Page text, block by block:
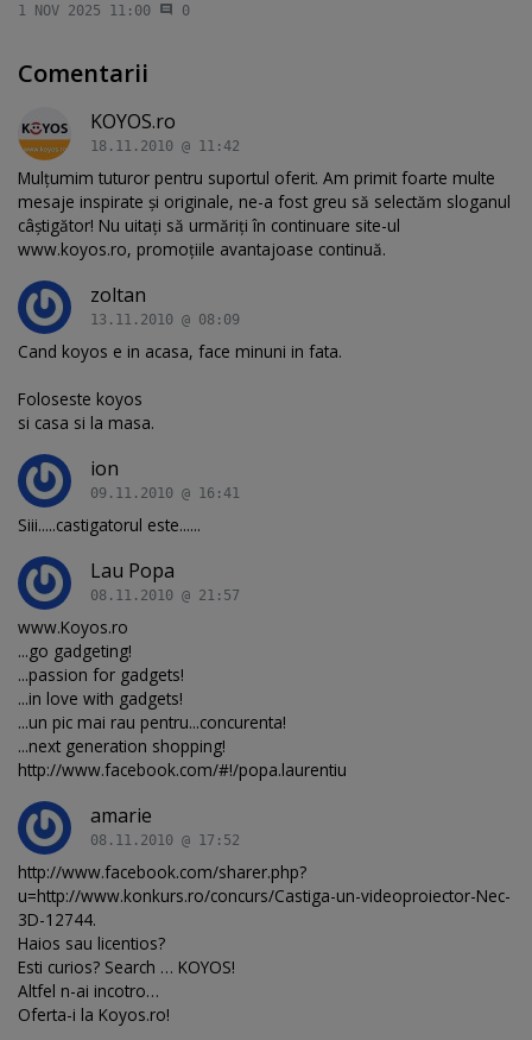
1 NOV 2025 11:00 0
Comentarii
KOYOS.ro
18.11.2010 @ 11:42
Mulțumim tuturor pentru suportul oferit. Am primit foarte multe
mesaje inspirate și originale, ne-a fost greu să selectăm sloganul
câștigător! Nu uitați să urmăriți în continuare site-ul
www.koyos.ro, promoțiile avantajoase continuă.
zoltan
13.11.2010 @ 08:09
Cand koyos e in acasa, face minuni in fata.
Foloseste koyos
si casa si la masa.
ion
09.11.2010 @ 16:41
Siii.....castigatorul este......
Lau Popa
08.11.2010 @ 21:57
www.Koyos.ro
...go gadgeting!
...passion for gadgets!
...in love with gadgets!
...un pic mai rau pentru...concurenta!
...next generation shopping!
http://www.facebook.com/#!/popa.laurentiu
amarie
08.11.2010 @ 17:52
http://www.facebook.com/sharer.php?
u=http://www.konkurs.ro/concurs/Castiga-un-videoproiector-Nec-
3D-12744.
Haios sau licentios?
Esti curios? Search … KOYOS!
Altfel n-ai incotro…
Oferta-i la Koyos.ro!